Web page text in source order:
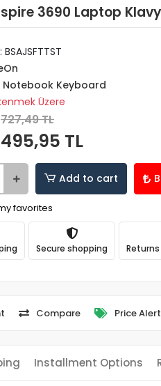
3690 Laptop
Notebook Keyboard
Üzere
727,49 TL
495,95 TL
Add to cart
favorites
Secure shopping
Compare Price Alert
Installment Options